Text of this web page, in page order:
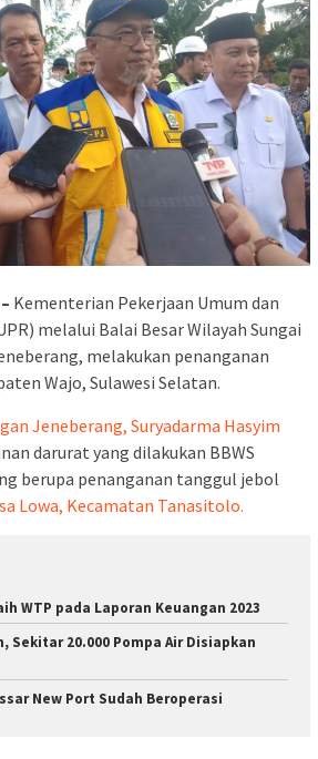
Kementerian Pekerjaan Umum dan
melalui Balai Besar Wilayah Sungai
melakukan penanganan
Wajo, Sulawesi Selatan.
Jeneberang, Suryadarma Hasyim
darurat yang dilakukan BBWS
berupa penanganan tanggul jebol
Lowa, Kecamatan Tanasitolo.
WTP pada Laporan Keuangan 2023
Sekitar 20.000 Pompa Air Disiapkan
New Port Sudah Beroperasi